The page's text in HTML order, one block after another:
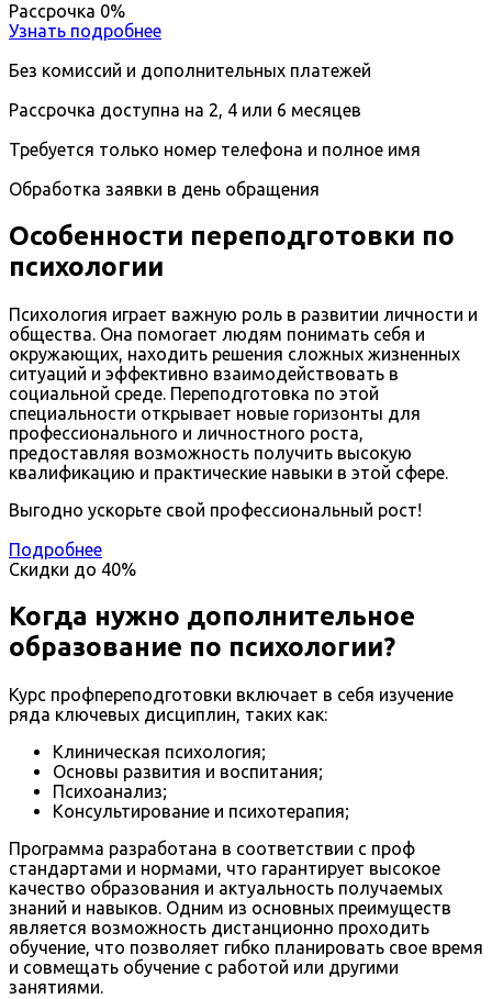
Рассрочка 0%
Узнать подробнее
Без комиссий и дополнительных платежей
Рассрочка доступна на 2, 4 или 6 месяцев
Требуется только номер телефона и полное имя
Обработка заявки в день обращения
Особенности переподготовки по
психологии
Психология играет важную роль в развитии личности и
общества. Она помогает людям понимать себя и
окружающих, находить решения сложных жизненных
ситуаций и эффективно взаимодействовать в
социальной среде. Переподготовка по этой
специальности открывает новые горизонты для
профессионального и личностного роста,
предоставляя возможность получить высокую
квалификацию и практические навыки в этой сфере.
Выгодно ускорьте свой профессиональный рост!
Подробнее
Скидки до 40%
Когда нужно дополнительное
образование по психологии?
Курс профпереподготовки включает в себя изучение
ряда ключевых дисциплин, таких как:
Клиническая психология;
Основы развития и воспитания;
Психоанализ;
Консультирование и психотерапия;
Программа разработана в соответствии с проф
стандартами и нормами, что гарантирует высокое
качество образования и актуальность получаемых
знаний и навыков. Одним из основных преимуществ
является возможность дистанционно проходить
обучение, что позволяет гибко планировать свое время
и совмещать обучение с работой или другими
занятиями.